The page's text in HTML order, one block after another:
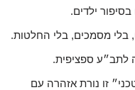
ילדים.
בלי מסמכים, בלי החלטות.
לתב״ע ספציפית.
זו נורת אזהרה עם